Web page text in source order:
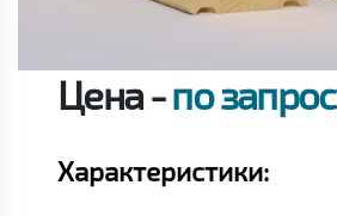
Цена -по
Характеристики: